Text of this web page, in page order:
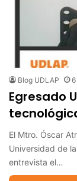
Blog UDLAP 6
Egresado
El Mtro. Óscar
Universidad de
entrevista el…